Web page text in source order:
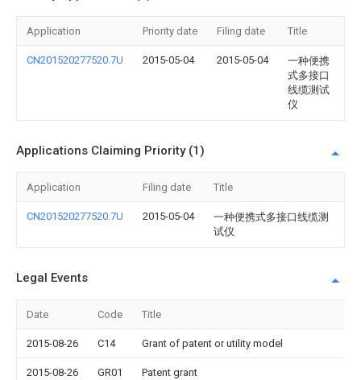
Application Priority date Filing date Title
CN201520277520.7U 2015-05-04 2015-05-04
一种便携
式多接口
线缆测试
仪
Applications Claiming Priority (1)
Application Filing date Title
CN201520277520.7U 2015-05-04
一种便携式多接口线缆测
试仪
Legal Events
Date Code Title
2015-08-26 C14 Grant of patent or utility model
2015-08-26 GR01 Patent grant